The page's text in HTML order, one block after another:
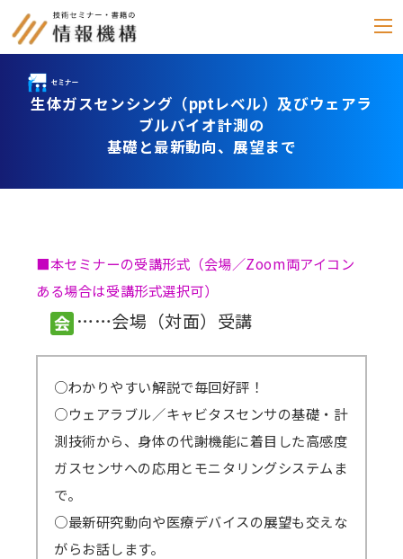
セミナー
通信教育
雑誌
「化学物質管理」
動画配信・DVD
講師派遣
(社内研修)
コラム・取材
FAQ/問い合わせ先
生体ガスセンシング（pptレベル）及びウェアラ
ブルバイオ計測の
基礎と最新動向、展望まで
■本セミナーの受講形式（会場／Zoom両アイコン
ある場合は受講形式選択可）
……会場（対面）受講
○わかりやすい解説で毎回好評！
○ウェアラブル／キャビタスセンサの基礎・計
測技術から、身体の代謝機能に着目した高感度
ガスセンサへの応用とモニタリングシステムま
で。
○最新研究動向や医療デバイスの展望も交えな
がらお話します。